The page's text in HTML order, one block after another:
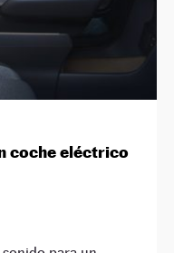
coche eléctrico